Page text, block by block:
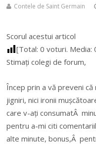
Contele de Saint Germain
Scorul acestui articol
[Total:0 voturi. Media:
Stimați colegi de forum,
Încep prin a vă preveni că
jigniri, nici ironii
care v-ați consumatÂ
pentru a-mi citi
alte minute, bonus,Â